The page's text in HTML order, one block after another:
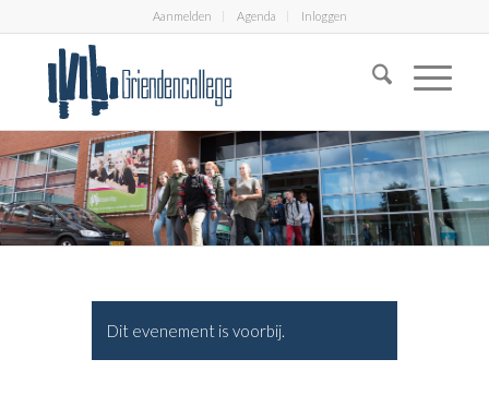
Aanmelden Agenda Inloggen
Dit evenement is voorbij.